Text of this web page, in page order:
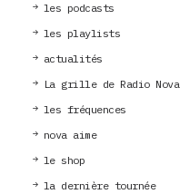
les podcasts
les playlists
actualités
La grille de Radio Nova
les fréquences
nova aime
le shop
la dernière tournée